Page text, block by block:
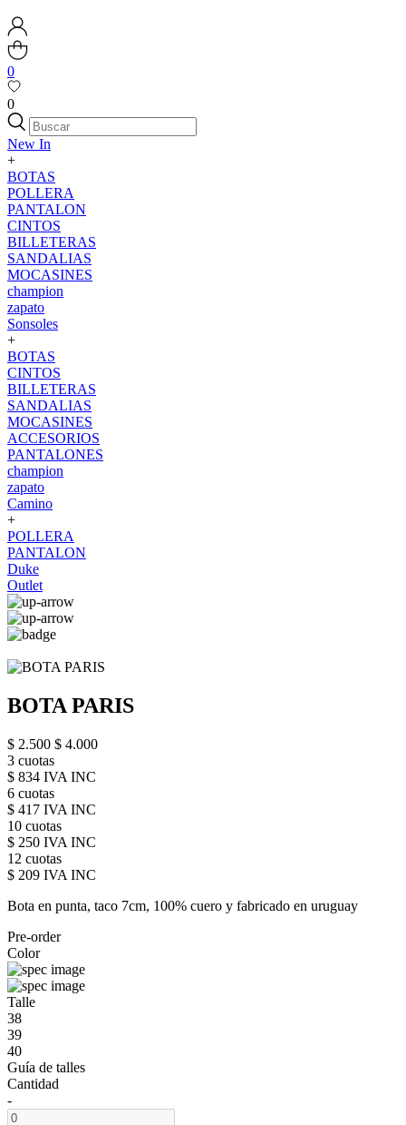
0
0
New In
+
BOTAS
POLLERA
PANTALON
CINTOS
BILLETERAS
SANDALIAS
MOCASINES
champion
zapato
Sonsoles
+
BOTAS
CINTOS
BILLETERAS
SANDALIAS
MOCASINES
ACCESORIOS
PANTALONES
champion
zapato
Camino
+
POLLERA
PANTALON
Duke
Outlet
BOTA PARIS
$ 2.500 $ 4.000
3 cuotas
$ 834 IVA INC
6 cuotas
$ 417 IVA INC
10 cuotas
$ 250 IVA INC
12 cuotas
$ 209 IVA INC
Bota en punta, taco 7cm, 100% cuero y fabricado en uruguay
Pre-order
Color
Talle
38
39
40
Guía de talles
Cantidad
-